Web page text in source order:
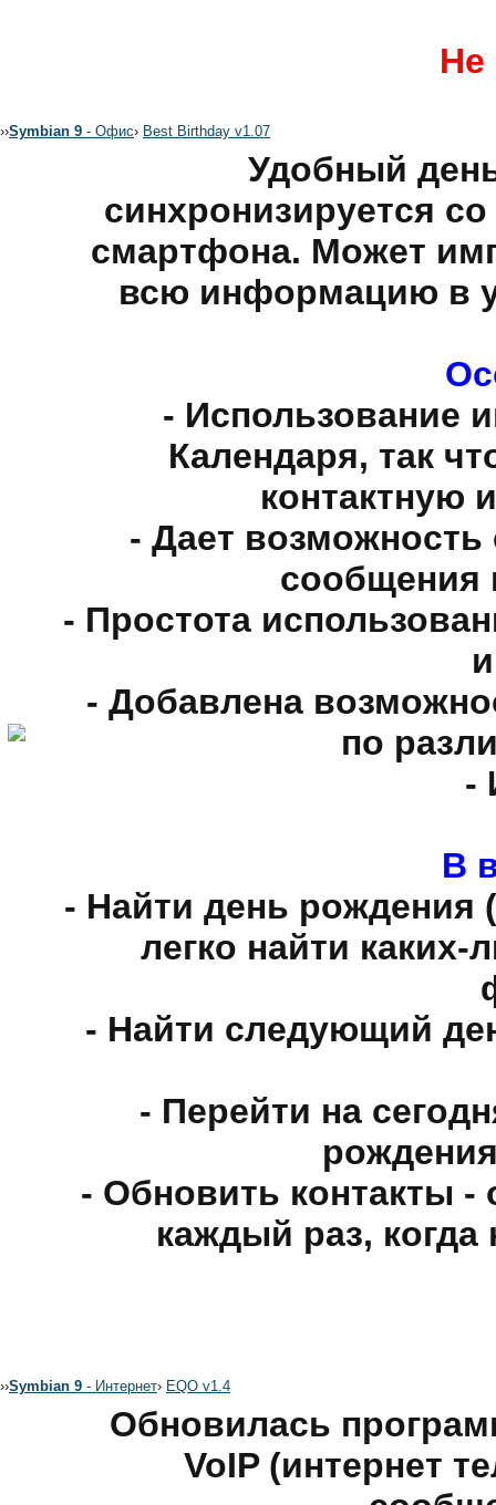
Не
››Symbian 9 - Офис› Best Birthday v1.07
Удобный
синхронизируется
смартфона. Может
всю информацию в
- Использование
Календаря, так
контактную
- Дает
сообщения
- Простота
- Добавлена
по
-
В
- Найти день рождения
легко найти
- Найти следующий
- Перейти на
- Обновить контакты -
каждый раз,
››Symbian 9 - Интернет› EQO v1.4
Обновилась
VoIP (интернет